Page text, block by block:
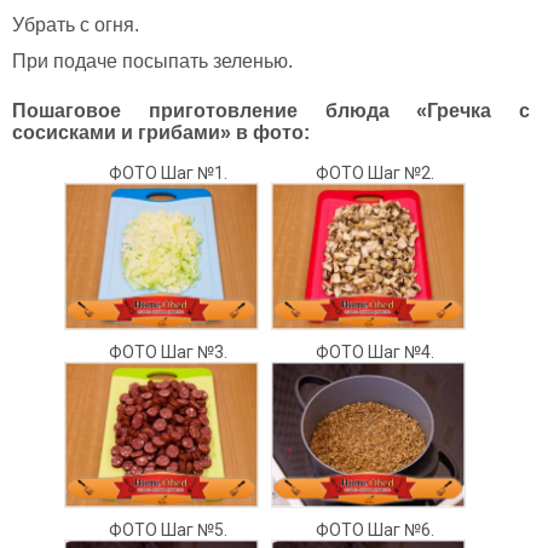
Убрать с огня.
При подаче посыпать зеленью.
Пошаговое приготовление блюда «Гречка с
сосисками и грибами» в фото:
ФОТО Шаг №1. ФОТО Шаг №2.
ФОТО Шаг №3. ФОТО Шаг №4.
ФОТО Шаг №5. ФОТО Шаг №6.